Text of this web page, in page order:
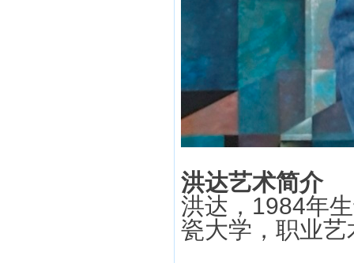
洪达艺术简介
洪达，1984年
瓷大学，职业